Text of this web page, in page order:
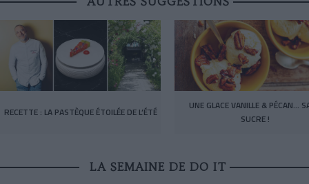
RECETTE : LA PASTÈQUE ÉTOILÉE DE L’ÉTÉ
UNE GLACE VANILLE & PÉCAN…
SUCRE !
LA SEMAINE DE DO IT